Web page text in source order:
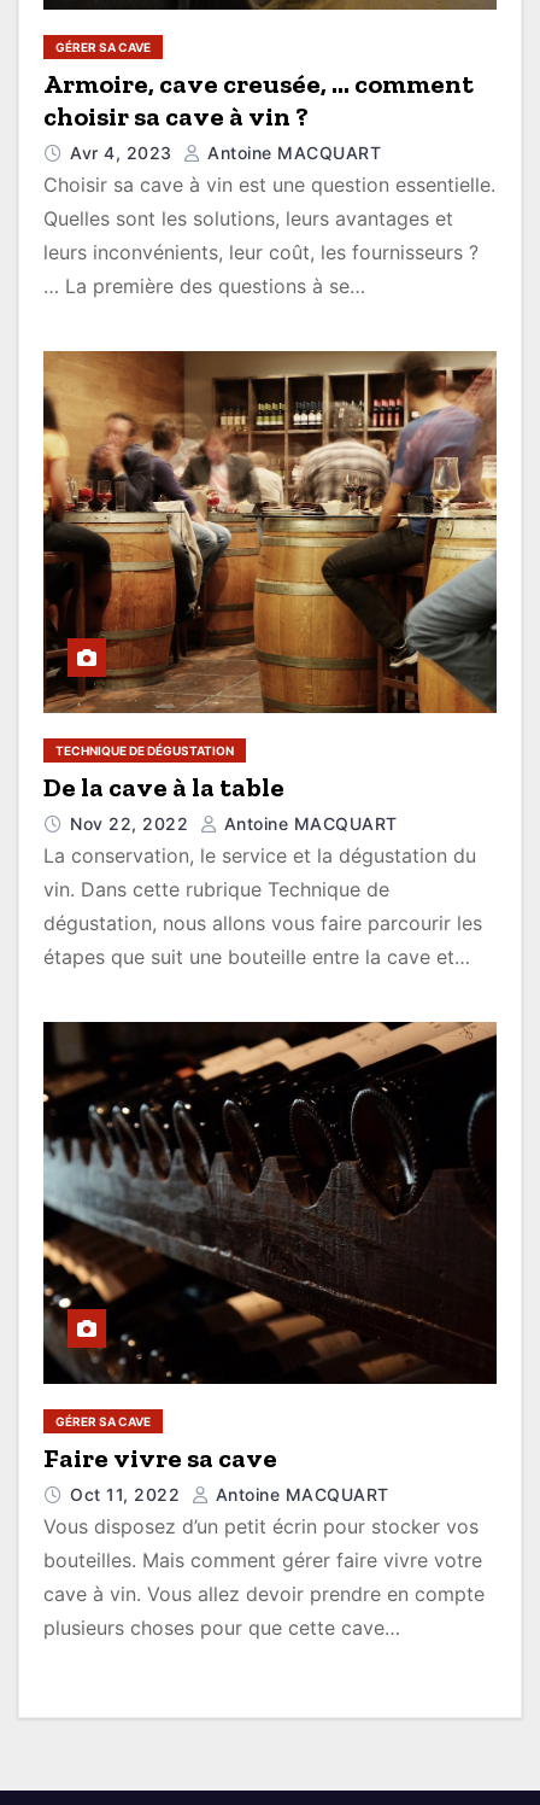
GÉRER SA CAVE
Armoire, cave creusée, … comment
choisir sa cave à vin ?
Avr 4, 2023 Antoine MACQUART
Choisir sa cave à vin est une question essentielle.
Quelles sont les solutions, leurs avantages et
leurs inconvénients, leur coût, les fournisseurs ?
… La première des questions à se…
TECHNIQUE DE DÉGUSTATION
De la cave à la table
Nov 22, 2022 Antoine MACQUART
La conservation, le service et la dégustation du
vin. Dans cette rubrique Technique de
dégustation, nous allons vous faire parcourir les
étapes que suit une bouteille entre la cave et…
GÉRER SA CAVE
Faire vivre sa cave
Oct 11, 2022 Antoine MACQUART
Vous disposez d’un petit écrin pour stocker vos
bouteilles. Mais comment gérer faire vivre votre
cave à vin. Vous allez devoir prendre en compte
plusieurs choses pour que cette cave…